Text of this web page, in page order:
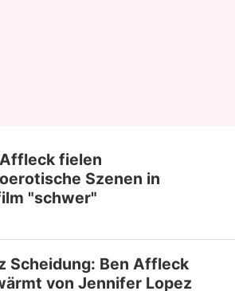
fielen
Szenen in
"schwer"
Scheidung: Ben Affleck
von Jennifer Lopez